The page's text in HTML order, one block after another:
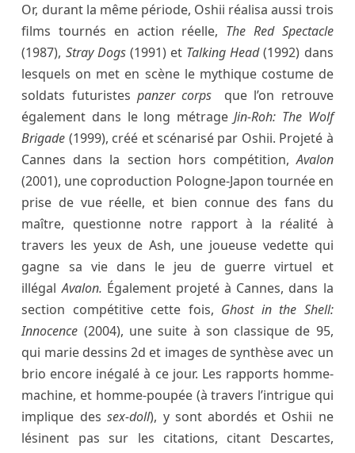
Or, durant la même période, Oshii réalisa aussi trois
films tournés en action réelle, The Red Spectacle
(1987), Stray Dogs(1991) et Talking Head(1992) dans
lesquels on met en scène le mythique costume de
soldats futuristes panzer corpsque l’on retrouve
également dans le long métrageJin-Roh: The Wolf
Brigade (1999), créé et scénarisé par Oshii. Projeté à
Cannes dans la section hors compétition,Avalon
(2001), une coproduction Pologne-Japon tournée en
prise de vue réelle, et bien connue des fans du
maître, questionne notre rapport à la réalité à
travers les yeux de Ash, une joueuse vedette qui
gagne sa vie dans le jeu de guerre virtuel et
illégalAvalon. Également projeté à Cannes, dans la
section compétitive cette fois, Ghost in the Shell:
Innocence (2004), une suite à son classique de 95,
qui marie dessins 2d et images de synthèse avec un
brio encore inégalé à ce jour. Les rapports homme-
machine, et homme-poupée (à travers l’intrigue qui
implique dessex-doll), y sont abordés et Oshii ne
lésinent pas sur les citations, citant Descartes,